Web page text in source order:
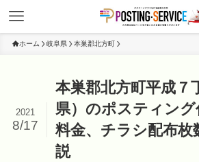
ホーム 岐阜県 本巣郡北方町
本巣郡北方町平成７
県）のポスティング
料金、チラシ配布枚
説
2021
8/17